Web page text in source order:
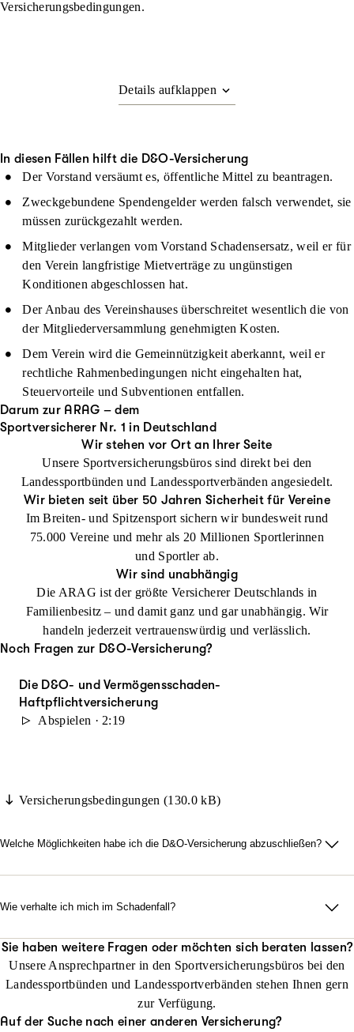
Versicherungsbedingungen.
In diesen Fällen hilft die D&O-Versicherung
Der Vorstand versäumt es, öffentliche Mittel zu beantragen.
Zweckgebundene Spendengelder werden falsch verwendet, sie
müssen zurückgezahlt werden.
Mitglieder verlangen vom Vorstand Schadensersatz, weil er für
den Verein langfristige Mietverträge zu ungünstigen
Konditionen abgeschlossen hat.
Der Anbau des Vereinshauses überschreitet wesentlich die von
der Mitgliederversammlung genehmigten Kosten.
Dem Verein wird die Gemeinnützigkeit aberkannt, weil er
rechtliche Rahmenbedingungen nicht eingehalten hat,
Steuervorteile und Subventionen entfallen.
Darum zur ARAG – dem
Sportversicherer Nr. 1 in Deutschland
Wir stehen vor Ort an Ihrer Seite
Unsere Sportversicherungsbüros sind direkt bei den
Landessportbünden und Landessportverbänden angesiedelt.
Wir bieten seit über 50 Jahren Sicherheit für Vereine
Im Breiten- und Spitzensport sichern wir bundesweit rund
75.000 Vereine und mehr als 20 Millionen Sportlerinnen
und Sportler ab.
Wir sind unabhängig
Die ARAG ist der größte Versicherer Deutschlands in
Familienbesitz – und damit ganz und gar unabhängig. Wir
handeln jederzeit vertrauenswürdig und verlässlich.
Noch Fragen zur D&O-Versicherung?
Die D&O- und Vermögensschaden-
Haftpflichtversicherung
Abspielen · 2:19
Versicherungsbedingungen (130.0 kB)
Welche Möglichkeiten habe ich die D&O-Versicherung abzuschließen?
Ihren Beitrag und schließen die Versicherung dann mit Ihren
Jetzt konfigurieren Hier Beratung anfragen
Vor Ort
Vereinbaren Sie einen Termin in dem für Ihren Landessportbund
Wie verhalte ich mich im Schadenfall?
melden und uns den Schaden mitteilen. Wir helfen Ihnen dann
schnell und unkompliziert.
0211 963 1977
Sie haben weitere Fragen oder möchten sich beraten lassen?
Unsere Ansprechpartner in den Sportversicherungsbüros bei den
Landessportbünden und Landessportverbänden stehen Ihnen gern
zur Verfügung.
Auf der Suche nach einer anderen Versicherung?